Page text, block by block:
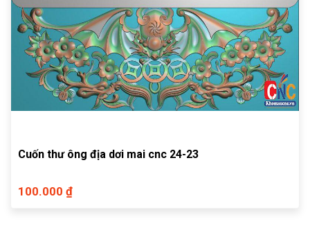
Cuốn thư ông địa dơi mai cnc 24-23
100.000 ₫